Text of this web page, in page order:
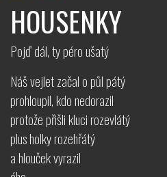
HOUSENKY
Pojď dál, ty péro ušatý
Náš vejlet začal o půl pátý
prohloupil, kdo nedorazil
protože přišli kluci rozevlátý
plus holky rozehřátý
a hlouček vyrazil